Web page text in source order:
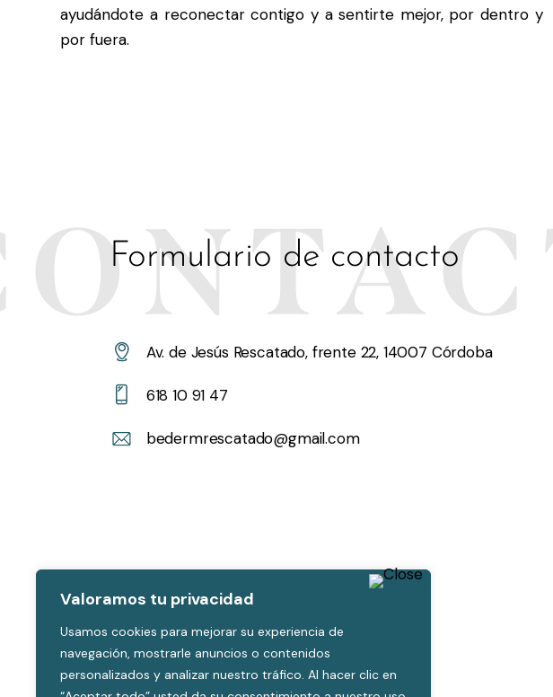
Valoramos tu privacidad
Usamos cookies para mejorar su experiencia de
navegación, mostrarle anuncios o contenidos
personalizados y analizar nuestro tráfico. Al hacer clic en
ayudándote a reconectar contigo y a sentirte mejor, por dentro y
por fuera.
Formulario de contacto
Av. de Jesús Rescatado, frente 22, 14007 Córdoba
618 10 91 47
bedermrescatado@gmail.com